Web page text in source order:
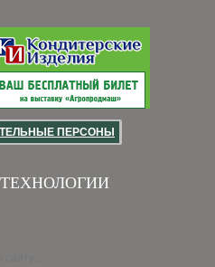
ПЕРСОНЫ
ТЕХНОЛОГИИ